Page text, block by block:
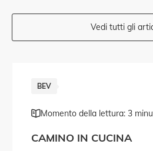
Vedi tutti gli
BEV
Momento della lettura: 3
CAMINO IN CUCINA